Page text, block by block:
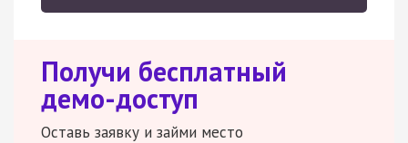
Получи бесплатный
демо-доступ
Оставь заявку и займи место